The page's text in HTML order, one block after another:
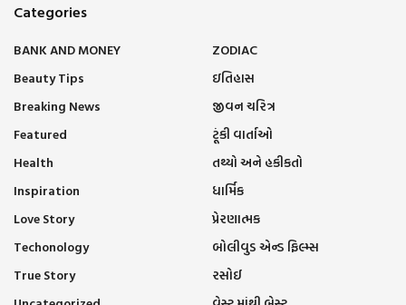
Categories
BANK AND MONEY
Beauty Tips
Breaking News
Featured
Health
Inspiration
Love Story
Techonology
True Story
ZODIAC
ઇતિહાસ
જીવન ચરિત્ર
ટૂંકી વાર્તાઓ
તથ્યો અને હકીકતો
ધાર્મિક
પ્રેરણાત્મક
બોલીવુડ એન્ડ ફિલ્મ્સ
રસોઈ